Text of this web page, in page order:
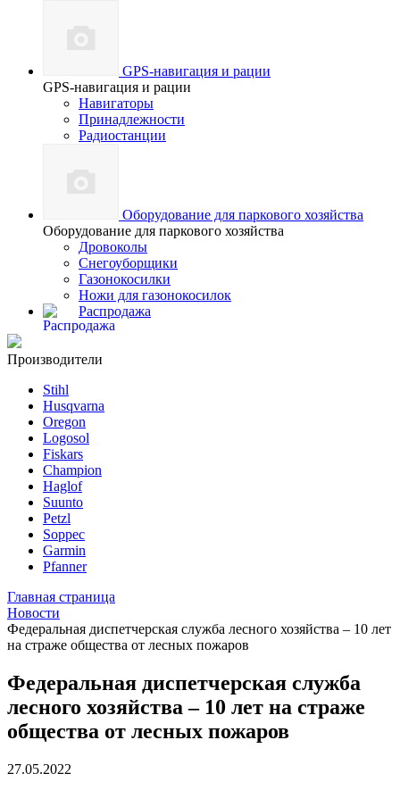
GPS-навигация и рации
GPS-навигация и рации
Навигаторы
Принадлежности
Радиостанции
Оборудование для паркового хозяйства
Оборудование для паркового хозяйства
Дровоколы
Снегоуборщики
Газонокосилки
Ножи для газонокосилок
Распродажа
Производители
Stihl
Husqvarna
Oregon
Logosol
Fiskars
Champion
Haglof
Suunto
Petzl
Soppec
Garmin
Pfanner
Главная страница
Новости
Федеральная диспетчерская служба лесного хозяйства – 10 лет
на страже общества от лесных пожаров
Федеральная диспетчерская служба
лесного хозяйства – 10 лет на страже
общества от лесных пожаров
27.05.2022